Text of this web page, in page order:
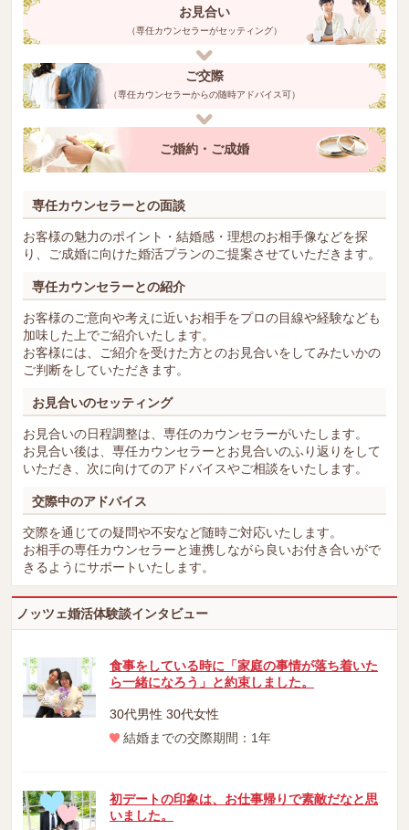
お見合い
（専任カウンセラーがセッティング）
ご交際
（専任カウンセラーからの随時アドバイス可）
ご婚約・ご成婚
専任カウンセラーとの面談
お客様の魅力のポイント・結婚感・理想のお相手像などを探
り、ご成婚に向けた婚活プランのご提案させていただきます。
専任カウンセラーとの紹介
お客様のご意向や考えに近いお相手をプロの目線や経験なども
加味した上でご紹介いたします。
お客様には、ご紹介を受けた方とのお見合いをしてみたいかの
ご判断をしていただきます。
お見合いのセッティング
お見合いの日程調整は、専任のカウンセラーがいたします。
お見合い後は、専任カウンセラーとお見合いのふり返りをして
いただき、次に向けてのアドバイスやご相談をいたします。
交際中のアドバイス
交際を通じての疑問や不安など随時ご対応いたします。
お相手の専任カウンセラーと連携しながら良いお付き合いがで
きるようにサポートいたします。
ノッツェ婚活体験談インタビュー
食事をしている時に「家庭の事情が落ち着いた
ら一緒になろう」と約束しました。
30代男性 30代女性
結婚までの交際期間：1年
初デートの印象は、お仕事帰りで素敵だなと思
いました。